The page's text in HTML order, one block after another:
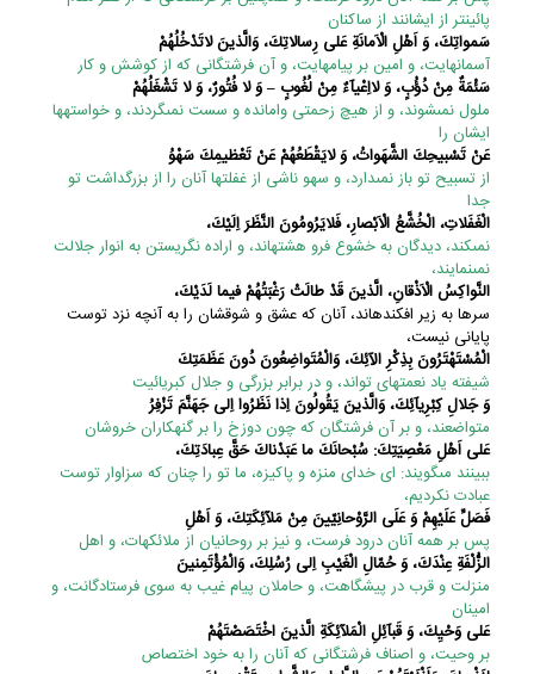
پائین‏تر از ایشانند از ساکنان
سَمواتِكَ، وَ اَهْلِ الْاَمانَةِ عَلى‏ رِسالاتِكَ، وَالَّذينَ لاتَدْخُلُهُمْ
آسمانهایت، و امین بر پیامهایت، و آن فرشتگانى که از کوشش و کار
سَئْمَةٌ مِنْ دُؤُبٍ، وَ لااِعْيآءٌ مِنْ لُغُوبٍ – وَ لا فُتُورٌ، وَ لا تَشْغَلُهُمْ
ملول نمى‏شوند، و از هیچ زحمتى وامانده و سست نمى‏گردند، و خواسته‏ها
ایشان را
عَنْ تَسْبيحِكَ الشَّهَواتُ، وَ لايَقْطَعُهُمْ عَنْ تَعْظيمِكَ سَهْوُ
از تسبیح تو باز نمى‏دارد، و سهو ناشى از غفلت‏ها آنان را از بزرگداشت تو
جدا
الْغَفَلاتِ، الْخُشَّعُ الْاَبْصارِ، فَلايَرُومُونَ النَّظَرَ اِلَيْكَ،
نمى‏کند، دیدگان به خشوع فرو هشته‏اند، و اراده نگریستن به انوار جلالت
نمى‏نمایند،
النَّواكِسُ الْاَذْقانِ، الَّذينَ قَدْ طالَتْ رَغْبَتُهُمْ فيما لَدَيْكَ،
سرها به زیر افکنده‏اند، آنان که عشق و شوقشان را به آنچه نزد توست
پایانى نیست،
الْمُسْتَهْتَرُونَ بِذِكْرِ الآئِكَ، وَالْمُتَواضِعُونَ دُونَ عَظَمَتِكَ
شیفته یاد نعمت‏هاى تواند، و در برابر بزرگى و جلال کبریائیت
وَ جَلالِ كِبْرِيآئِكَ، وَالَّذينَ يَقُولُونَ اِذا نَظَرُوا اِلى‏ جَهَنَّمَ تَزْفِرُ
متواضعند، و بر آن فرشتگان که چون دوزخ را بر گنهکاران خروشان
عَلى‏ اَهْلِ مَعْصِيَتِكَ: سُبْحانَكَ ما عَبَدْناكَ حَقَّ عِبادَتِكَ،
ببینند مى‏گویند: اى خداى منزه و پاکیزه، ما تو را چنان که سزاوار توست
عبادت نکردیم،
فَصَلِّ عَلَيْهِمْ وَ عَلَى الرَّوْحانِيّينَ مِنْ مَلآئِكَتِكَ، وَ اَهْلِ
پس بر همه آنان درود فرست، و نیز بر روحانیان از ملائکه‏ات، و اهل
الزُّلْفَةِ عِنْدَكَ، وَ حُمّالِ الْغَيْبِ اِلى‏ رُسُلِكَ، وَالْمُؤْتَمِنينَ
منزلت و قرب در پیشگاهت، و حاملان پیام غیب به سوى فرستادگانت، و
امینان
عَلى‏ وَحْيِكَ، وَ قَبآئِلِ الْمَلآئِكَةِ الَّذينَ اخْتَصَصْتَهُمْ
بر وحیت، و اصناف فرشتگانى که آنان را به خود اختصاص